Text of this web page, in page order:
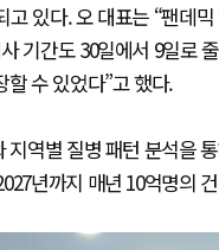
고 있다. 오 대표는 “팬데
기간도 30일에서 9일로
수 있었다”고 했다.
역별 질병 패턴 분석을
년까지 매년 10억명의